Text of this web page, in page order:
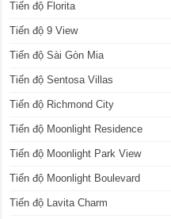
Tiến độ Florita
Tiến độ 9 View
Tiến độ Sài Gòn Mia
Tiến độ Sentosa Villas
Tiến độ Richmond City
Tiến độ Moonlight Residence
Tiến độ Moonlight Park View
Tiến độ Moonlight Boulevard
Tiến độ Lavita Charm